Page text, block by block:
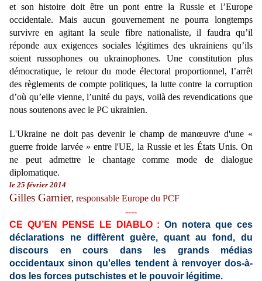
et son histoire doit être un pont entre la Russie et l’Europe
occidentale. Mais aucun gouvernement ne pourra longtemps
survivre en agitant la seule fibre nationaliste, il faudra qu’il
réponde aux exigences sociales légitimes des ukrainiens qu’ils
soient russophones ou ukrainophones. Une constitution plus
démocratique, le retour du mode électoral proportionnel, l’arrêt
des règlements de compte politiques, la lutte contre la corruption
d’où qu’elle vienne, l’unité du pays, voilà des revendications que
nous soutenons avec le PC ukrainien.
L'Ukraine ne doit pas devenir le champ de manœuvre d'une «
guerre froide larvée » entre l'UE, la Russie et les États Unis. On
ne peut admettre le chantage comme mode de dialogue
diplomatique.
le 25 février 2014
Gilles Garnier, responsable Europe du PCF
----
CE QU’EN PENSE LE DIABLO : On notera que ces
déclarations ne diffèrent guère, quant au fond, du
discours en cours dans les grands médias
occidentaux sinon qu'elles tendent à renvoyer dos-à-
dos les forces putschistes et le pouvoir légitime.